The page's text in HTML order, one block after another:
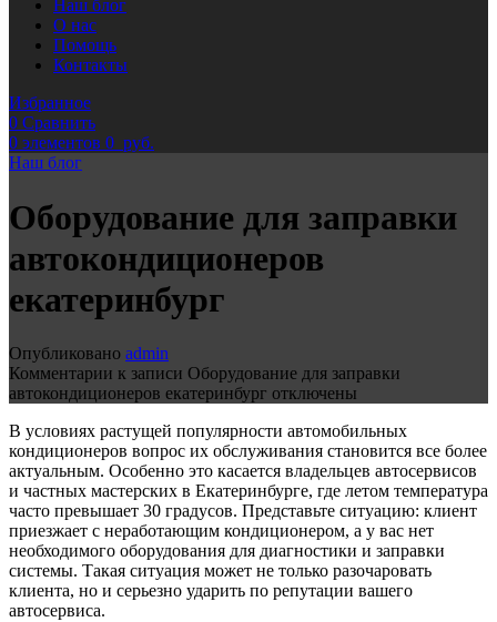
Наш блог
О нас
Помощь
Контакты
Избранное
0 Сравнить
0 элементов 0 руб.
Наш блог
Оборудование для заправки
автокондиционеров
екатеринбург
Опубликовано admin
Комментарии к записи Оборудование для заправки
автокондиционеров екатеринбург отключены
В условиях растущей популярности автомобильных
кондиционеров вопрос их обслуживания становится все более
актуальным. Особенно это касается владельцев автосервисов
и частных мастерских в Екатеринбурге, где летом температура
часто превышает 30 градусов. Представьте ситуацию: клиент
приезжает с неработающим кондиционером, а у вас нет
необходимого оборудования для диагностики и заправки
системы. Такая ситуация может не только разочаровать
клиента, но и серьезно ударить по репутации вашего
автосервиса.